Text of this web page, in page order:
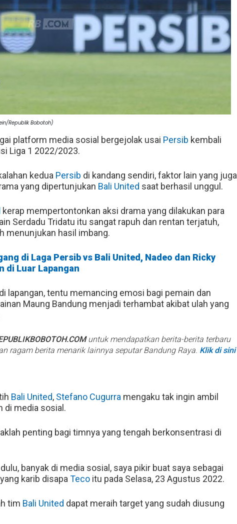
Republik Bobotoh)
platform media sosial bergejolak usai Persib kembali
Liga 1 2022/2023.
kedua Persib di kandang sendiri, faktor lain yang juga
yang dipertunjukan Bali United saat berhasil unggul.
kerap mempertontonkan aksi drama yang dilakukan para
Serdadu Tridatu itu sangat rapuh dan rentan terjatuh,
menunjukan hasil imbang.
di Laga Persib vs Bali United, Nadeo dan Ricky
di Luar Lapangan
lapangan, tentu memancing emosi bagi pemain dan
Maung Bandung menjadi terhambat akibat ulah yang
untuk mendapatkan berita-berita terbaru
ragam berita menarik lainnya seputar Bandung Raya. Klik di sini
Bali United, Stefano Cugurra mengaku tak ingin ambil
di media sosial.
penting bagi timnya yang tengah berkonsentrasi di
banyak di media sosial, saya pikir buat saya sebagai
karib disapa Teco itu pada Selasa, 23 Agustus 2022.
tim Bali United dapat meraih target yang sudah diusung